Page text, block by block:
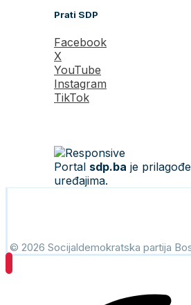
Prati SDP
Facebook
X
YouTube
Instagram
TikTok
Portal sdp.ba je
uređajima.
© 2026 Socijaldemokratska partija